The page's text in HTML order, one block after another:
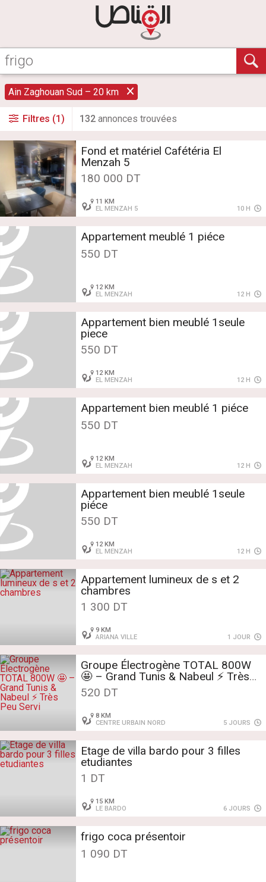
Ain Zaghouan Sud – 20 km
Filtres (1) 132 annonces trouvées
Fond et matériel Cafétéria El
Menzah 5
180 000 DT
11 KM
EL MENZAH 5
10 H
Appartement meublé 1 piéce
550 DT
12 KM
EL MENZAH
12 H
Appartement bien meublé 1seule
piece
550 DT
12 KM
EL MENZAH
12 H
Appartement bien meublé 1 piéce
550 DT
12 KM
EL MENZAH
12 H
Appartement bien meublé 1seule
piéce
550 DT
12 KM
EL MENZAH
12 H
Appartement lumineux de s et 2
chambres
1 300 DT
9 KM
ARIANA VILLE
1 JOUR
Groupe Électrogène TOTAL 800W
🤩 – Grand Tunis & Nabeul ⚡ Très
Peu Servi
520 DT
8 KM
CENTRE URBAIN NORD
5 JOURS
Etage de villa bardo pour 3 filles
etudiantes
1 DT
15 KM
LE BARDO
6 JOURS
frigo coca présentoir
1 090 DT